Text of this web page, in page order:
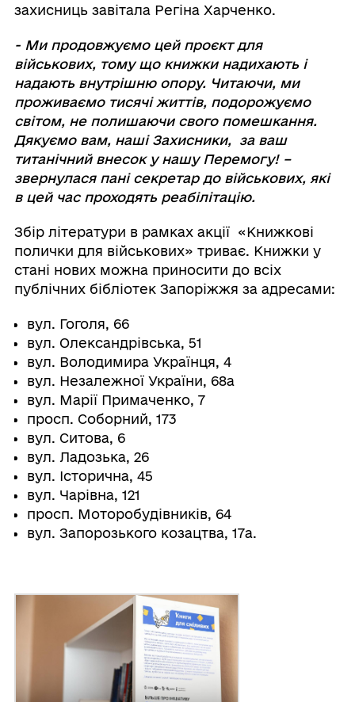
захисниць завітала Регіна Харченко.
- Ми продовжуємо цей проєкт для
військових, тому що книжки надихають і
надають внутрішню опору. Читаючи, ми
проживаємо тисячі життів, подорожуємо
світом, не полишаючи свого помешкання.
Дякуємо вам, наші Захисники, за ваш
титанічний внесок у нашу Перемогу! –
звернулася пані секретар до військових, які
в цей час проходять реабілітацію.
Збір літератури в рамках акції «Книжкові
полички для військових» триває. Книжки у
стані нових можна приносити до всіх
публічних бібліотек Запоріжжя за адресами:
вул. Гоголя, 66
вул. Олександрівська, 51
вул. Володимира Українця, 4
вул. Незалежної України, 68а
вул. Марії Примаченко, 7
просп. Соборний, 173
вул. Ситова, 6
вул. Ладозька, 26
вул. Історична, 45
вул. Чарівна, 121
просп. Моторобудівників, 64
вул. Запорозького козацтва, 17а.